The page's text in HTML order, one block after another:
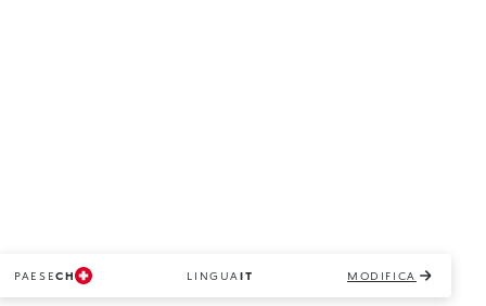
PAESECH LINGUA IT MODIFICA